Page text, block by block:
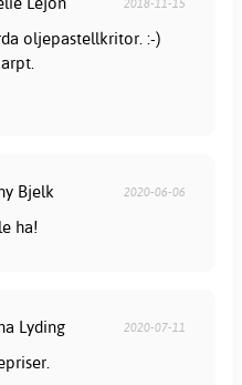
2018-11-15
oljepastellkritor. :-)
Bjelk 2020-06-06
ha!
Lyding 2020-07-11